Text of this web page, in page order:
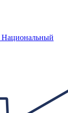
Национальный